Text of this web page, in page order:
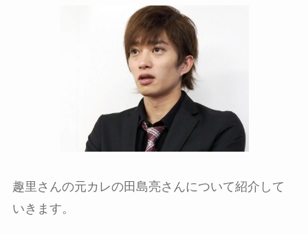
趣里さんの元カレの田島亮さんについて紹介して
いきます。